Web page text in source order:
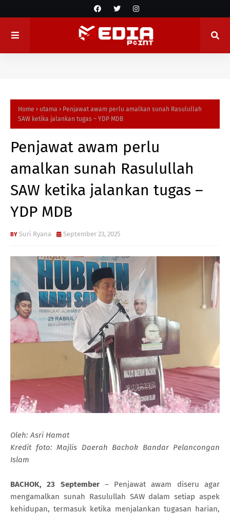
Home utama
Penjawat awam perlu amalkan sunah Rasulullah
SAW ketika jalankan tugas – YDP MDB
Penjawat awam perlu
amalkan sunah Rasulullah
SAW ketika jalankan tugas –
YDP MDB
Suri Ryana September 23, 2025
Oleh: Asri Hamat
Kredit foto: Majlis Daerah Bachok Bandar Pelancongan
Islam
BACHOK, 23 September– Penjawat awam diseru agar
mengamalkan sunah Rasulullah SAW dalam setiap aspek
kehidupan, termasuk ketika menjalankan tugasan harian,